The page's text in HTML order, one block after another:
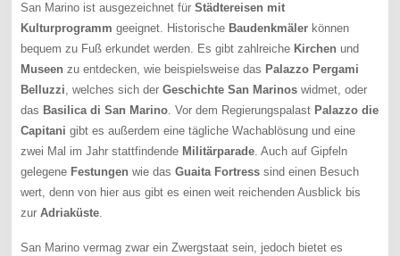
San Marino ist ausgezeichnet fürStädtereisen mit
Kulturprogramm geeignet. Historische Baudenkmäler können
bequem zu Fuß erkundet werden. Es gibt zahlreiche Kirchen und
Museen zu entdecken, wie beispielsweise das Palazzo Pergami
Belluzzi, welches sich derGeschichte San Marinos widmet, oder
das Basilica di San Marino. Vor dem Regierungspalast Palazzo die
Capitani gibt es außerdem eine tägliche Wachablösung und eine
zwei Mal im Jahr stattfindende Militärparade. Auch auf Gipfeln
gelegene Festungen wie dasGuaita Fortress sind einen Besuch
wert, denn von hier aus gibt es einen weit reichenden Ausblick bis
zurAdriaküste.
San Marino vermag zwar ein Zwergstaat sein, jedoch bietet es